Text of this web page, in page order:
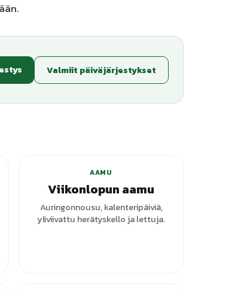
Valmiit päiväjärjestykset
AAMU
Viikonlopun aamu
Auringonnousu, kalenteripäiviä,
yliviivattu herätyskello ja lettuja.